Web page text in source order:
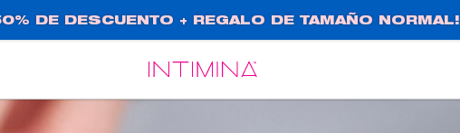
DE DESCUENTO + REGALO DE TAMAÑO NORMAL!